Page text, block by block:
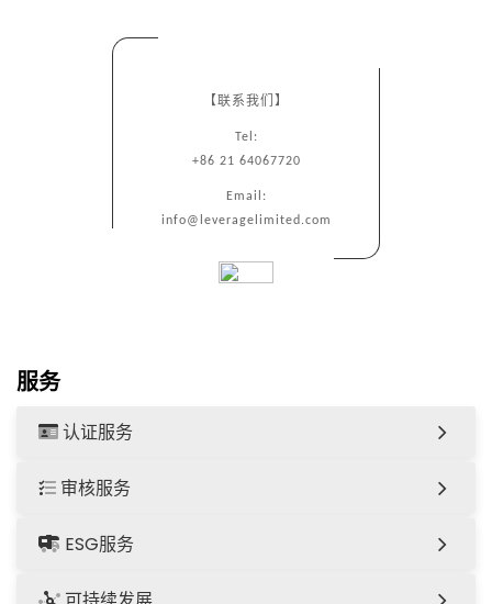
服务
认证服务
审核服务
ESG服务
【联系我们】
Tel:
+86 21 64067720
Email:
info@leveragelimited.com